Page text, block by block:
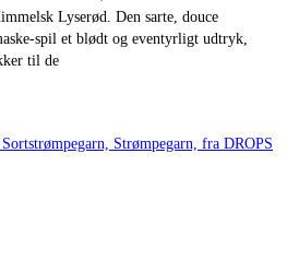
Lyserød. Den sarte, douce
spil et blødt og eventyrligt udtryk,
til de